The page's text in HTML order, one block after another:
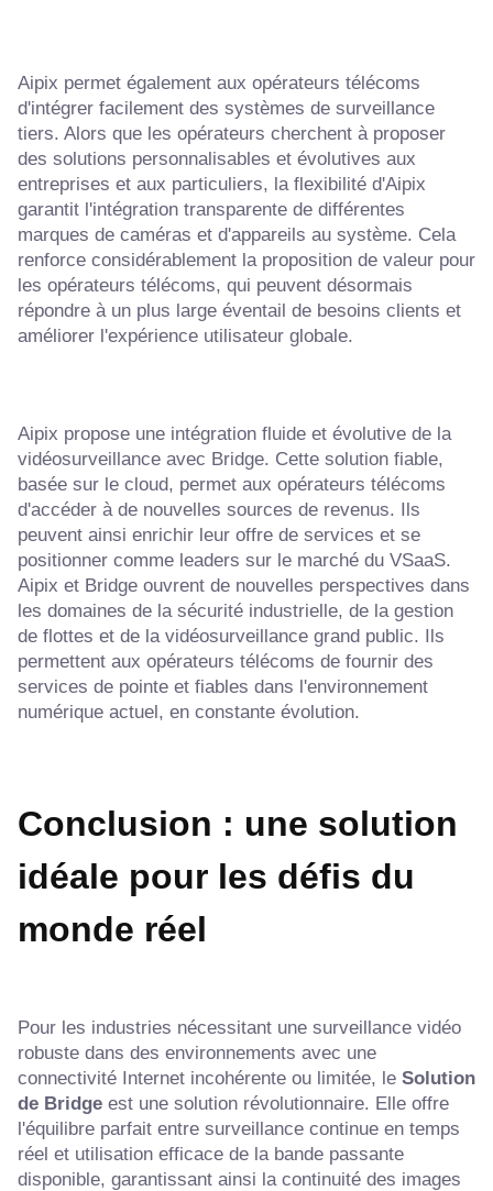
Aipix permet également aux opérateurs télécoms
d'intégrer facilement des systèmes de surveillance
tiers. Alors que les opérateurs cherchent à proposer
des solutions personnalisables et évolutives aux
entreprises et aux particuliers, la flexibilité d'Aipix
garantit l'intégration transparente de différentes
marques de caméras et d'appareils au système. Cela
renforce considérablement la proposition de valeur pour
les opérateurs télécoms, qui peuvent désormais
répondre à un plus large éventail de besoins clients et
améliorer l'expérience utilisateur globale.
Aipix propose une intégration fluide et évolutive de la
vidéosurveillance avec Bridge. Cette solution fiable,
basée sur le cloud, permet aux opérateurs télécoms
d'accéder à de nouvelles sources de revenus. Ils
peuvent ainsi enrichir leur offre de services et se
positionner comme leaders sur le marché du VSaaS.
Aipix et Bridge ouvrent de nouvelles perspectives dans
les domaines de la sécurité industrielle, de la gestion
de flottes et de la vidéosurveillance grand public. Ils
permettent aux opérateurs télécoms de fournir des
services de pointe et fiables dans l'environnement
numérique actuel, en constante évolution.
Conclusion : une solution
idéale pour les défis du
monde réel
Pour les industries nécessitant une surveillance vidéo
robuste dans des environnements avec une
connectivité Internet incohérente ou limitée, le Solution
de Bridge est une solution révolutionnaire. Elle offre
l'équilibre parfait entre surveillance continue en temps
réel et utilisation efficace de la bande passante
disponible, garantissant ainsi la continuité des images